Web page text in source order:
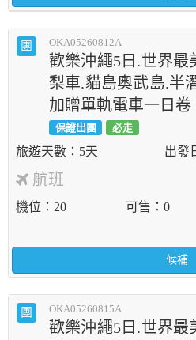
團 OKA05260812A
歡樂沖繩5日.世界最
梨車.貓島奧武島.半
加贈單軌電車一日卷
保證出團 必走
5天
航班
機位 20 可售 0
候補
團 OKA05260815A
歡樂沖繩5日.世界最